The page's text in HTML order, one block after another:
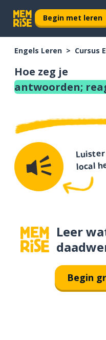
Begin met leren
Engels Leren Cursus
Hoe zeg je
antwoorden;
local
Leer
Begin